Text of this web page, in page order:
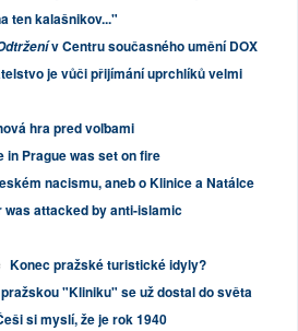
ten kalašnikov..."
v Centru současného umění DOX
je vůči přijímání uprchlíků velmi
hra pred voľbami
in Prague was set on fire
nacismu, aneb o Klinice a Natálce
was attacked by anti-islamic
Konec pražské turistické idyly?
"Kliniku" se už dostal do světa
si myslí, že je rok 1940